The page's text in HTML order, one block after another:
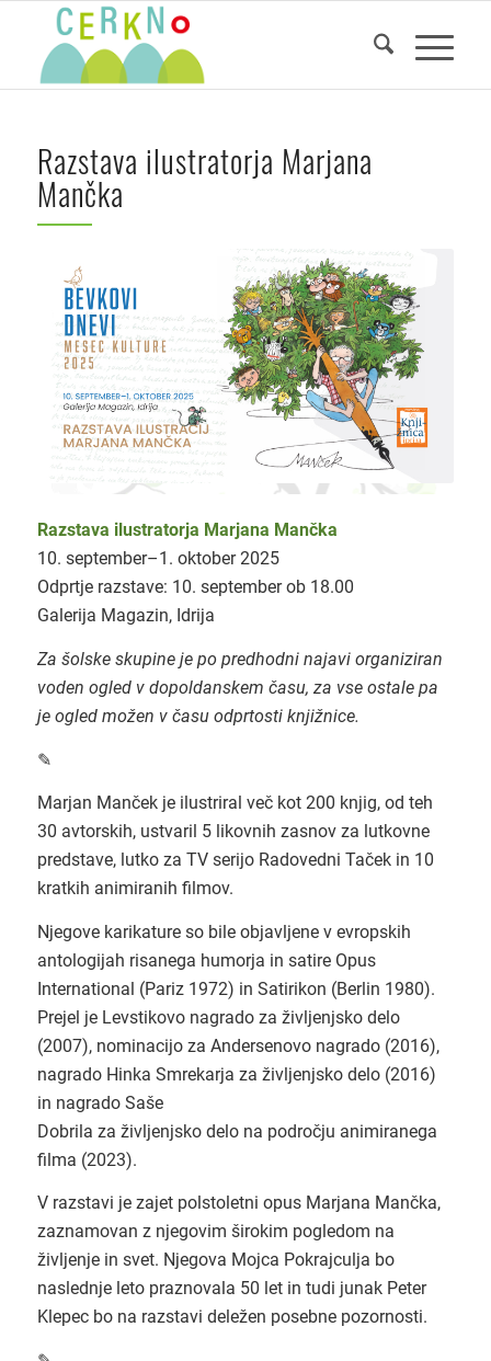
Razstava ilustratorja Marjana
Mančka
Razstava ilustratorja Marjana Mančka
10. september–1. oktober 2025
Odprtje razstave: 10. september ob 18.00
Galerija Magazin, Idrija
Za šolske skupine je po predhodni najavi organiziran
voden ogled v dopoldanskem času, za vse ostale pa
je ogled možen v času odprtosti knjižnice.
✎
Marjan Manček je ilustriral več kot 200 knjig, od teh
30 avtorskih, ustvaril 5 likovnih zasnov za lutkovne
predstave, lutko za TV serijo Radovedni Taček in 10
kratkih animiranih filmov.
Njegove karikature so bile objavljene v evropskih
antologijah risanega humorja in satire Opus
International (Pariz 1972) in Satirikon (Berlin 1980).
Prejel je Levstikovo nagrado za življenjsko delo
(2007), nominacijo za Andersenovo nagrado (2016),
nagrado Hinka Smrekarja za življenjsko delo (2016)
in nagrado Saše
Dobrila za življenjsko delo na področju animiranega
filma (2023).
V razstavi je zajet polstoletni opus Marjana Mančka,
zaznamovan z njegovim širokim pogledom na
življenje in svet. Njegova Mojca Pokrajculja bo
naslednje leto praznovala 50 let in tudi junak Peter
Klepec bo na razstavi deležen posebne pozornosti.